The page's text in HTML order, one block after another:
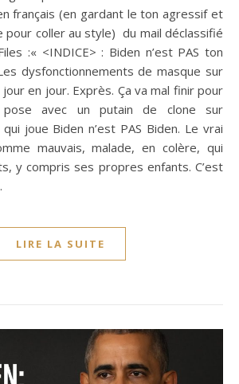
français (en gardant le ton agressif et
pour coller au style) du mail déclassifié
:« <INDICE> : Biden n’est PAS ton
dysfonctionnements de masque sur
en jour. Exprès. Ça va mal finir pour
pose avec un putain de clone sur
joue Biden n’est PAS Biden. Le vrai
mauvais, malade, en colère, qui
y compris ses propres enfants. C’est
LIRE LA SUITE